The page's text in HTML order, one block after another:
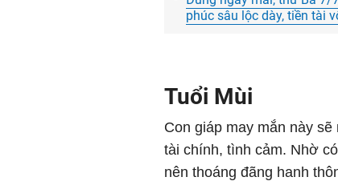
phúc sâu lộc dày, tiền tài
Tuổi Mùi
Con giáp may mắn này
tài chính, tình cảm. Nhờ
nên thoáng đãng hanh